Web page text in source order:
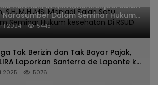
Herman, S.H.,M.H.,MSi Menjadi Salah
Narasumber Dalam Seminar Hukum
Di RSUD Leuwiliang
2024 5445
Tak Berizin dan Tak Bayar Pajak,
LIRA Laporkan Santerra de Laponte ke
Kota Batu
2025 5076